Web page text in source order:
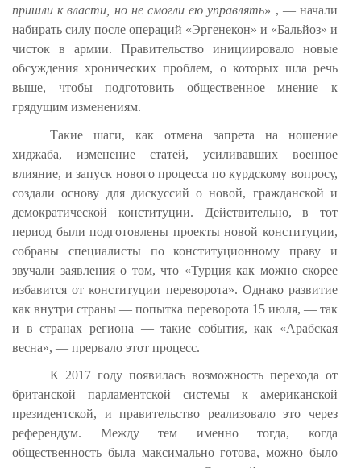
пришли к власти, но не смогли ею управлять» , — начали
набирать силу после операций «Эргенекон» и «Бальйоз» и
чисток в армии. Правительство инициировало новые
обсуждения хронических проблем, о которых шла речь
выше, чтобы подготовить общественное мнение к
грядущим изменениям.
Такие шаги, как отмена запрета на ношение
хиджаба, изменение статей, усиливавших военное
влияние, и запуск нового процесса по курдскому вопросу,
создали основу для дискуссий о новой, гражданской и
демократической конституции. Действительно, в тот
период были подготовлены проекты новой конституции,
собраны специалисты по конституционному праву и
звучали заявления о том, что «Турция как можно скорее
избавится от конституции переворота». Однако развитие
как внутри страны — попытка переворота 15 июля, — так
и в странах региона — такие события, как «Арабская
весна», — прервало этот процесс.
К 2017 году появилась возможность перехода от
британской парламентской системы к американской
президентской, и правительство реализовало это через
референдум. Между тем именно тогда, когда
общественность была максимально готова, можно было